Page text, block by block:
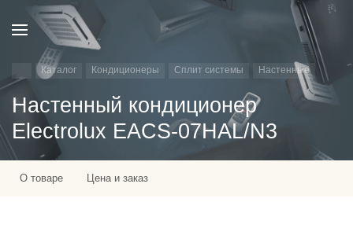
Каталог Кондиционеры Сплит системы Настенные
Настенный кондиционер
Electrolux EACS-07HAL/N3
О товаре Цена и заказ